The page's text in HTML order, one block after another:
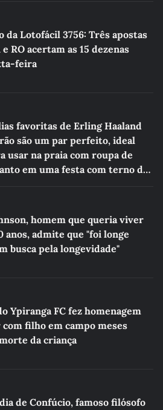
da Lotofácil 3756: Três apostas
e RO acertam as 15 dezenas
feira
favoritas de Erling Haaland
são um par perfeito, ideal
usar na praia com roupa de
em uma festa com terno de
homem que queria viver
anos, admite que "foi longe
busca pela longevidade"
Ypiranga FC fez homenagem
filho em campo meses
da criança
de Confúcio, famoso filósofo